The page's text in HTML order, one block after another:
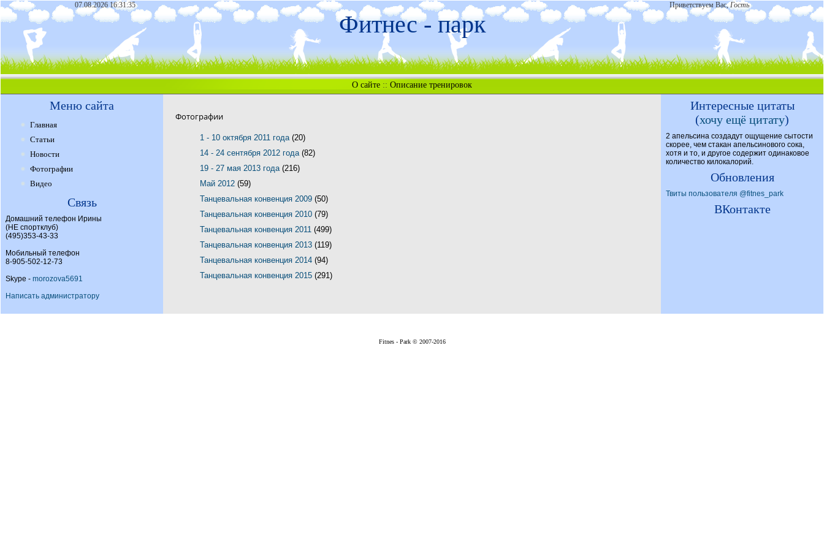
07.08.2026 16:31:35 Приветствуем Вас,Гость
Фитнес - парк
О сайте :: Описание тренировок
Меню сайта
Главная
Статьи
Новости
Фотографии
Видео
Связь
Домашний телефон Ирины
(НЕ спортклуб)
(495)353-43-33
Мобильный телефон
8-905-502-12-73
Skype - morozova5691
Написать администратору
Фотографии
1 - 10 октября 2011 года (20)
14 - 24 сентября 2012 года (82)
19 - 27 мая 2013 года (216)
Май 2012 (59)
Танцевальная конвенция 2009 (50)
Танцевальная конвенция 2010 (79)
Танцевальная конвенция 2011 (499)
Танцевальная конвенция 2013 (119)
Танцевальная конвенция 2014 (94)
Танцевальная конвенция 2015 (291)
Интересные цитаты
(хочу ещё цитату)
2 апельсина создадут ощущение сытости
скорее, чем стакан апельсинового сока,
хотя и то, и другое содержит одинаковое
количество килокалорий.
Обновления
Твиты пользователя @fitnes_park
ВКонтакте
Fitnes - Park © 2007-2016